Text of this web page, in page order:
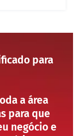
para
a área
para que
negócio e